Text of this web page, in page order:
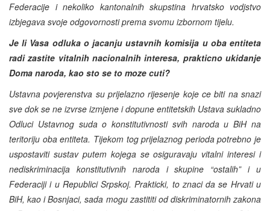
Federacije i nekoliko kantonalnih skupstina hrvatsko vodjstvo
izbjegava svoje odgovornosti prema svomu izbornom tijelu.
Je li Vasa odluka o jacanju ustavnih komisija u oba entiteta
radi zastite vitalnih nacionalnih interesa, prakticno ukidanje
Doma naroda, kao sto se to moze cuti?
Ustavna povjerenstva su prijelazno rijesenje koje ce biti na snazi
sve dok se ne izvrse izmjene i dopune entitetskih Ustava sukladno
Odluci Ustavnog suda o konstitutivnosti svih naroda u BiH na
teritoriju oba entiteta. Tijekom tog prijelaznog perioda potrebno je
uspostaviti sustav putem kojega se osiguravaju vitalni interesi i
nediskriminacija konstitutivnih naroda i skupine “ostalih” i u
Federaciji i u Republici Srpskoj. Prakticki, to znaci da se Hrvati u
BiH, kao i Bosnjaci, sada mogu zastititi od diskriminatornih zakona